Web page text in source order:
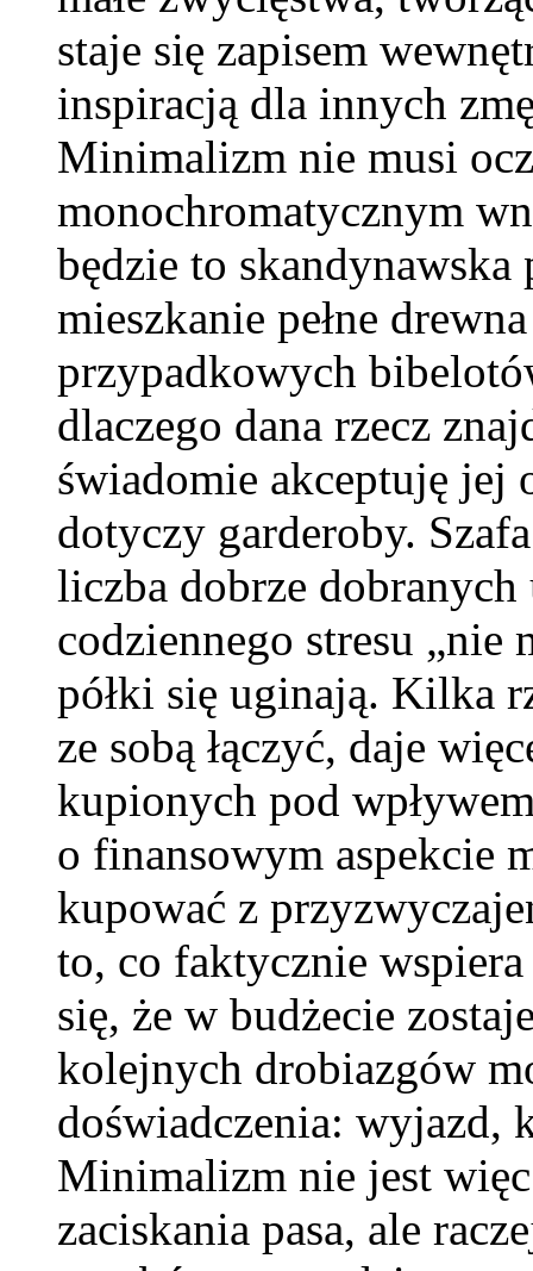
staje się zapisem
inspiracją dla innych
Minimalizm nie musi
monochromatycznym
będzie to
mieszkanie pełne
przypadkowych
dlaczego dana rzecz
świadomie akceptuję jej
dotyczy garderoby.
liczba dobrze
codziennego stresu „nie
półki się uginają. Kilka
ze sobą łączyć, daje
kupionych pod
o finansowym aspekcie
kupować z
to, co faktycznie
się, że w budżecie
kolejnych drobiazgów
doświadczenia: wyjazd,
Minimalizm nie jest więc
zaciskania pasa, ale